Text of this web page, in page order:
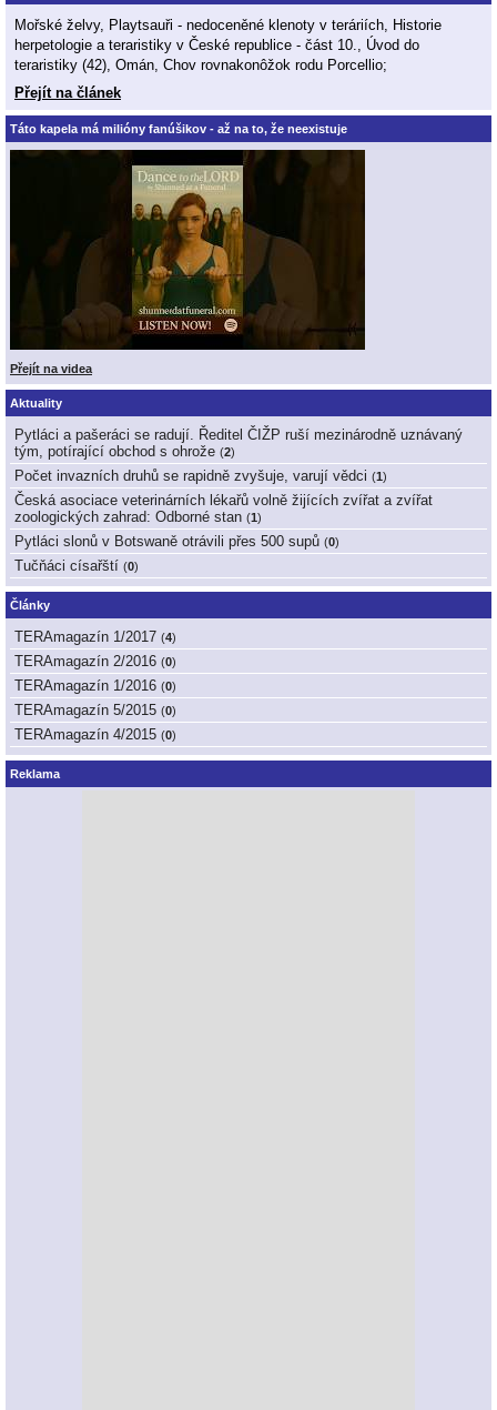
Mořské želvy, Playtsauři - nedoceněné klenoty v teráriích, Historie
herpetologie a teraristiky v České republice - část 10., Úvod do
teraristiky (42), Omán, Chov rovnakonôžok rodu Porcellio;
Přejít na článek
Táto kapela má milióny fanúšikov - až na to, že neexistuje
Přejít na videa
Aktuality
Pytláci a pašeráci se radují. Ředitel ČIŽP ruší mezinárodně uznávaný
tým, potírající obchod s ohrože (2)
Počet invazních druhů se rapidně zvyšuje, varují vědci (1)
Česká asociace veterinárních lékařů volně žijících zvířat a zvířat
zoologických zahrad: Odborné stan (1)
Pytláci slonů v Botswaně otrávili přes 500 supů (0)
Tučňáci císařští (0)
Články
TERAmagazín 1/2017 (4)
TERAmagazín 2/2016 (0)
TERAmagazín 1/2016 (0)
TERAmagazín 5/2015 (0)
TERAmagazín 4/2015 (0)
Reklama